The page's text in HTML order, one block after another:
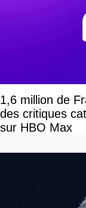
1,6 million de
des critiques
sur HBO Max